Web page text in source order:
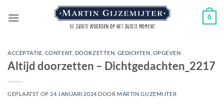
naar
0
ACCEPTATIE CONTENT, DOORZETTEN GEDICHTEN OPGEVEN
Altijd doorzetten – Dichtgedachten_2217
GEPLAATST OP 24 JANUARI 2024 DOOR MARTIN GIJZEMIJTER